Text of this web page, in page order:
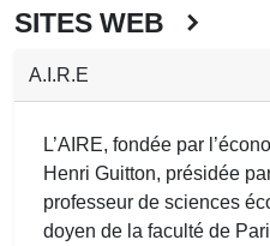
SITES WEB
A.I.R.E
L’AIRE, fondée par
Henri Guitton, présidée
professeur de sciences
doyen de la faculté de